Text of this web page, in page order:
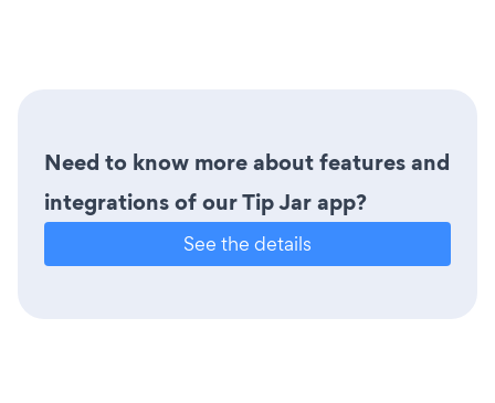
Need to know more about features and
integrations of our Tip Jar app?
See the details